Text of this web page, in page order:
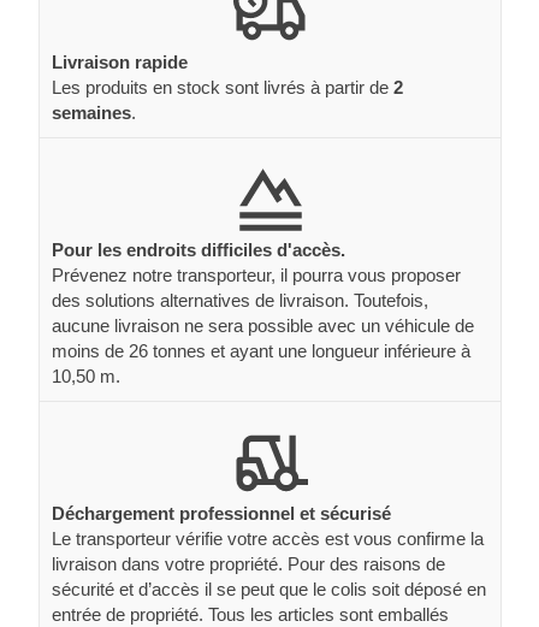
Livraison rapide
Les produits en stock sont livrés à partir de 2
semaines.
Pour les endroits difficiles d'accès.
Prévenez notre transporteur, il pourra vous proposer
des solutions alternatives de livraison. Toutefois,
aucune livraison ne sera possible avec un véhicule de
moins de 26 tonnes et ayant une longueur inférieure à
10,50 m.
Déchargement professionnel et sécurisé
Le transporteur vérifie votre accès est vous confirme la
livraison dans votre propriété. Pour des raisons de
sécurité et d’accès il se peut que le colis soit déposé en
entrée de propriété. Tous les articles sont emballés